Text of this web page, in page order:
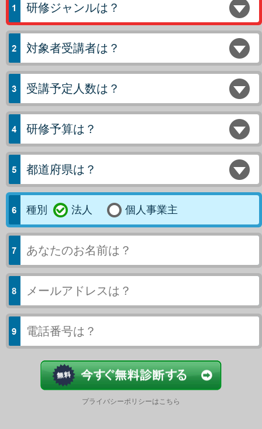
研修ジャンルは？
対象者受講者は？
受講予定人数は？
研修予算は？
都道府県は？
種別 法人 個人事業主
プライバシーポリシーはこちら